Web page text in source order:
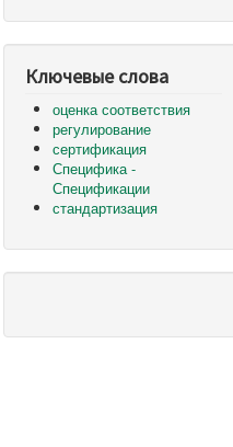
Ключевые слова
оценка соответствия
регулирование
сертификация
Специфика -
Спецификации
стандартизация